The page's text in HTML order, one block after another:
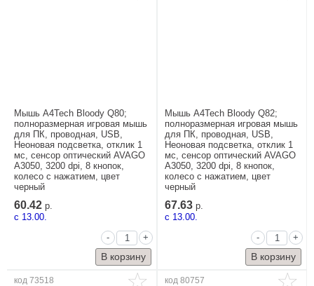
Мышь A4Tech Bloody Q80;
полноразмерная игровая мышь
для ПК, проводная, USB,
Неоновая подсветка, отклик 1
мс, сенсор оптический AVAGO
A3050, 3200 dpi, 8 кнопок,
колесо с нажатием, цвет
черный
60.42 р.
c 13.00.
-
+
Мышь A4Tech Bloody Q82;
полноразмерная игровая мышь
для ПК, проводная, USB,
Неоновая подсветка, отклик 1
мс, сенсор оптический AVAGO
A3050, 3200 dpi, 8 кнопок,
колесо с нажатием, цвет
черный
67.63 р.
c 13.00.
-
+
код 73518 код 80757